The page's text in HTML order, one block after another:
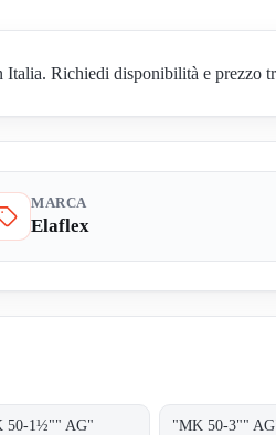
Richiedi disponibilità e prezzo
MARCA
Elaflex
50-1½"" AG" "MK 50-3""